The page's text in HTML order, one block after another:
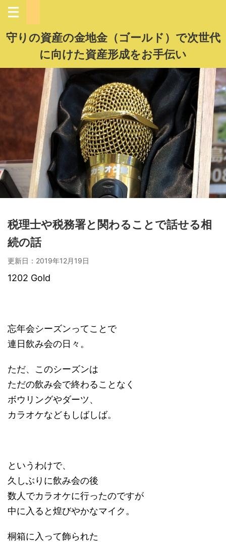
守りの資産の金地金（ゴールド）で次世代
に向けた資産形成をお手伝い
税理士や税務署と関わることで話せる相
続の話
更新日： 2019年12月19日
1202 Gold
忘年会シーズンってことで
連日飲み会の日々。
ただ、このシーズンは
ただの飲み会で終わることなく
ボウリングやダーツ、
カラオケなどもしばしば。
というわけで、
久しぶりに飲み会の後
数人でカラオケに行ったのですが
中に入ると煌びやかなマイク。
桐箱に入って飾られた